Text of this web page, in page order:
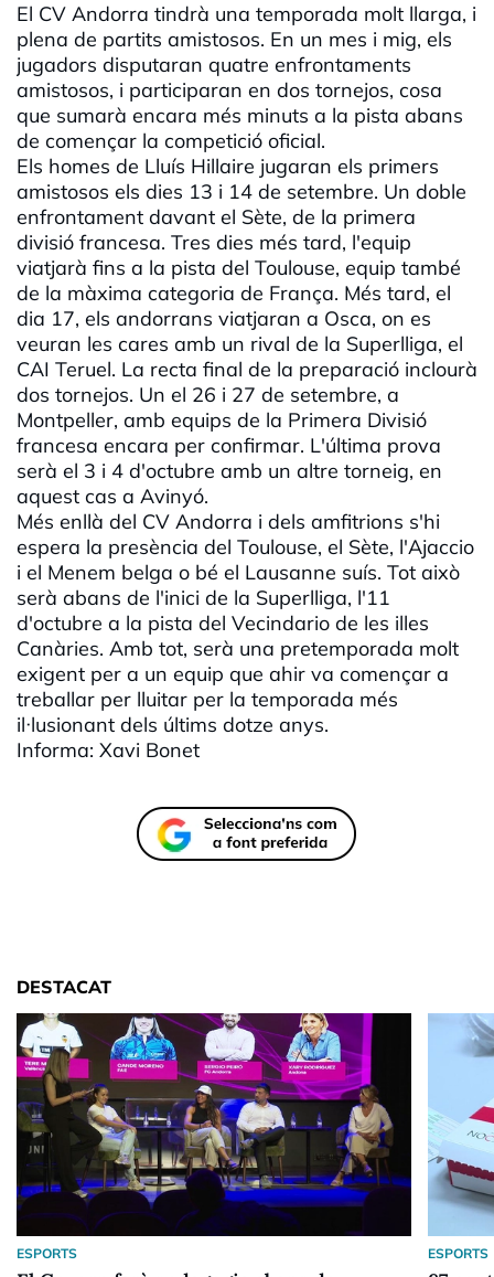
El CV Andorra tindrà una temporada molt llarga, i
plena de partits amistosos. En un mes i mig, els
jugadors disputaran quatre enfrontaments
amistosos, i participaran en dos tornejos, cosa
que sumarà encara més minuts a la pista abans
de començar la competició oficial.
Els homes de Lluís Hillaire jugaran els primers
amistosos els dies 13 i 14 de setembre. Un doble
enfrontament davant el Sète, de la primera
divisió francesa. Tres dies més tard, l'equip
viatjarà fins a la pista del Toulouse, equip també
de la màxima categoria de França. Més tard, el
dia 17, els andorrans viatjaran a Osca, on es
veuran les cares amb un rival de la Superlliga, el
CAI Teruel. La recta final de la preparació inclourà
dos tornejos. Un el 26 i 27 de setembre, a
Montpeller, amb equips de la Primera Divisió
francesa encara per confirmar. L'última prova
serà el 3 i 4 d'octubre amb un altre torneig, en
aquest cas a Avinyó.
Més enllà del CV Andorra i dels amfitrions s'hi
espera la presència del Toulouse, el Sète, l'Ajaccio
i el Menem belga o bé el Lausanne suís. Tot això
serà abans de l'inici de la Superlliga, l'11
d'octubre a la pista del Vecindario de les illes
Canàries. Amb tot, serà una pretemporada molt
exigent per a un equip que ahir va començar a
treballar per lluitar per la temporada més
il·lusionant dels últims dotze anys.
Informa: Xavi Bonet
DESTACAT
ESPORTS ESPORTS